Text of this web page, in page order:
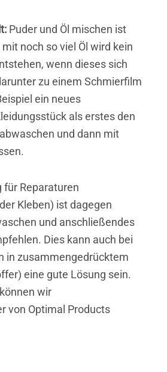
Puder und Öl mischen ist
noch so viel Öl wird kein
wenn dieses sich
zu einem Schmierfilm
ein neues
als erstes den
und dann mit
für Reparaturen
Kleben) ist dagegen
und anschließendes
Dies kann auch bei
in zusammengedrücktem
eine gute Lösung sein.
wir
von Optimal Products